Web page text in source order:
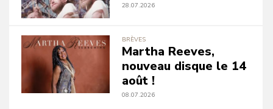
28.07.2026
BRÈVES
Martha Reeves,
nouveau disque le 14
août !
08.07.2026